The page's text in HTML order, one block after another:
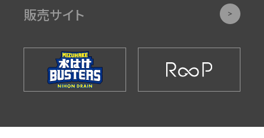
販売サイト